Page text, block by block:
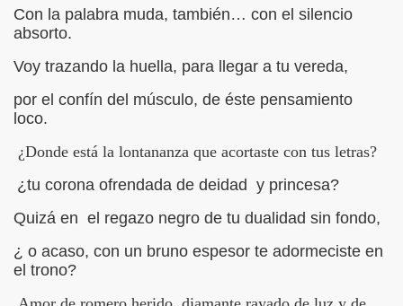
Con la palabra muda, también… con el silencio
absorto.
Voy trazando la huella, para llegar a tu vereda,
por el confín del músculo, de éste pensamiento
loco.
¿Donde está la lontananza que acortaste con tus letras?
¿tu corona ofrendada de deidad y princesa?
Quizá en el regazo negro de tu dualidad sin fondo,
¿ o acaso, con un bruno espesor te adormeciste en
el trono?
LIBRES
POESÍA ORIENTAL
EROTICA , SUGESTIVA POR FANNY JEM WONG
, DESOLACIÓN Y TRISTEZA
:Silencios y Virtudes
:Paisaje Inevitable